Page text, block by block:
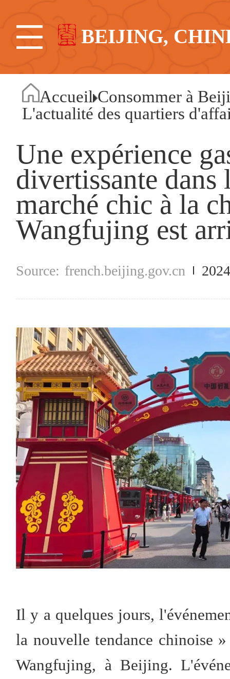
BEIJING,
Accueil Consommer à
L'actualité des quartiers
Une expérience
divertissante
marché chic à la
Wangfujing est
french.beijing.gov.cn
Il y a quelques jours,
la nouvelle tendance chinoise
Wangfujing, à Beijing.